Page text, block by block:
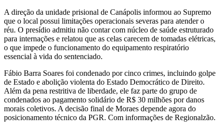
A direção da unidade prisional de Canápolis informou ao Supremo
que o local possui limitações operacionais severas para atender o
réu. O presídio admitiu não contar com núcleo de saúde estruturado
para internações e relatou que as celas carecem de tomadas elétricas,
o que impede o funcionamento do equipamento respiratório
essencial à vida do sentenciado.
Fábio Barra Soares foi condenado por cinco crimes, incluindo golpe
de Estado e abolição violenta do Estado Democrático de Direito.
Além da pena restritiva de liberdade, ele faz parte do grupo de
condenados ao pagamento solidário de R$ 30 milhões por danos
morais coletivos. A decisão final de Moraes depende agora do
posicionamento técnico da PGR. Com informações de Regionalzão.